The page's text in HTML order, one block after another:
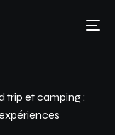
trip et camping :